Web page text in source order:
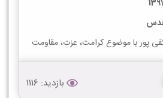
پور با موضوع کرامت، عزت، مقاومت
بازدید: 1116